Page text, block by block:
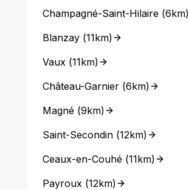
Champagné-Saint-Hilaire(6km)
Blanzay(11km)
Vaux(11km)
Château-Garnier(6km)
Magné(9km)
Saint-Secondin(12km)
Ceaux-en-Couhé(11km)
Payroux(12km)